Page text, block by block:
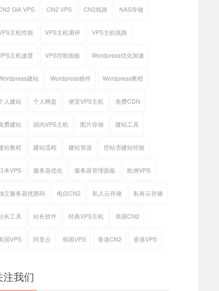
GIA VPS CN2 VPS CN2线路 NAS存储
主机性能 VPS主机测评 VPS主机线路
主机速度 VPS控制面板 Wordpress优化加速
建站 Wordpress插件 Wordpress教程
人建站 个人网盘 便宜VPS主机 免费CDN
费建站 国内VPS主机 图片存储 建站工具
站教程 建站流程 建站资源 挖站否建站经验
本VPS 服务器优化 服务器管理面板 欧洲VPS
立服务器优惠码 电信CN2 私人云存储 私有云存储
长工具 站长软件 经典VPS主机 美国CN2
国VPS 阿里云 韩国VPS 香港CN2 香港VPS
注我们